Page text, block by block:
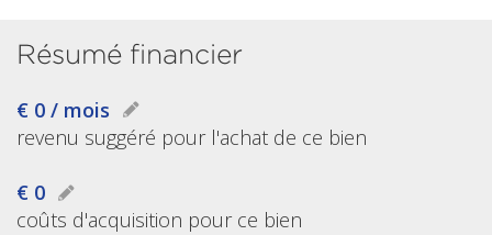
Résumé financier
€ 0 / mois
revenu suggéré pour l'achat de ce bien
€ 0
coûts d'acquisition pour ce bien